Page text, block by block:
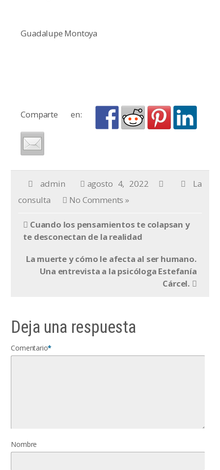
Guadalupe Montoya
Comparte en:
admin agosto 4, 2022
La
consulta
No Comments »
Cuando los pensamientos te colapsan y
te desconectan de la realidad
La muerte y cómo le afecta al ser humano.
Una entrevista a la psicóloga Estefanía
Cárcel.
Deja una respuesta
Comentario*
Nombre